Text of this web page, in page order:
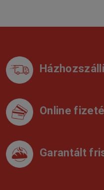
Online
Garantált